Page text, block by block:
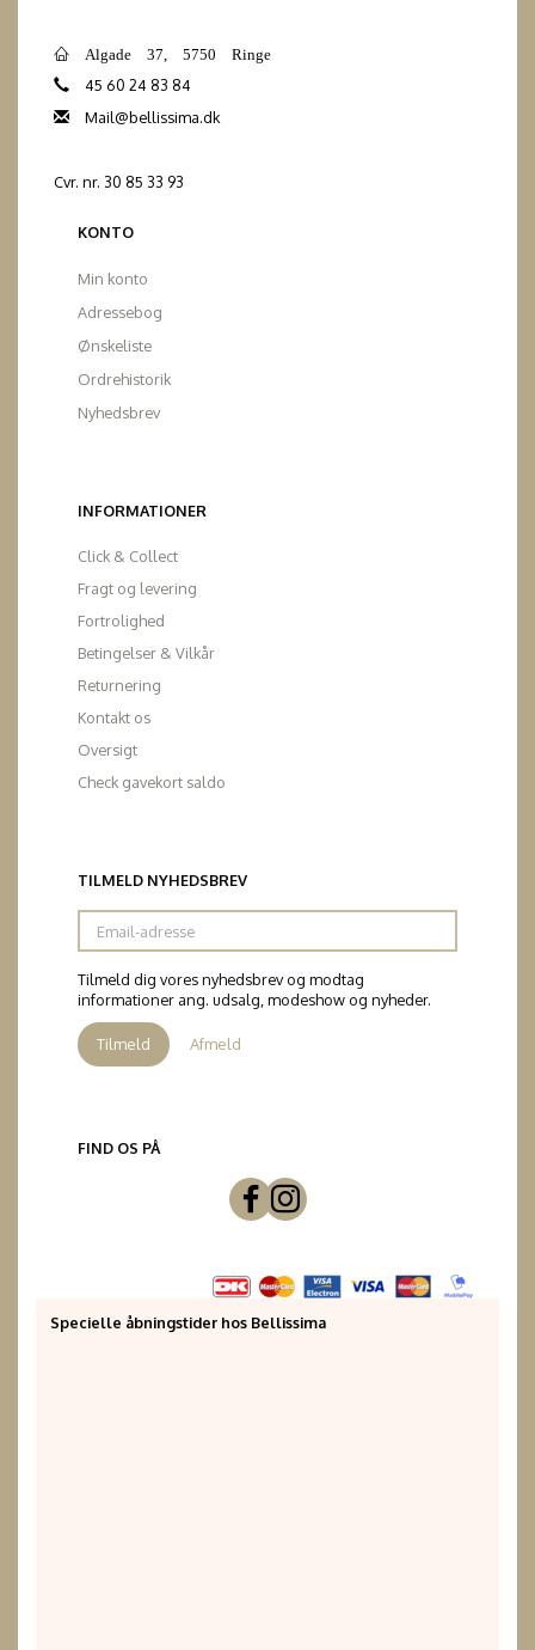
Algade 37, 5750 Ringe
45 60 24 83 84
Mail@bellissima.dk
Cvr. nr. 30 85 33 93
KONTO
Min konto
Adressebog
Ønskeliste
Ordrehistorik
Nyhedsbrev
INFORMATIONER
Click & Collect
Fragt og levering
Fortrolighed
Betingelser & Vilkår
Returnering
Kontakt os
Oversigt
Check gavekort saldo
TILMELD NYHEDSBREV
Email-
adresse
Tilmeld dig vores nyhedsbrev og modtag
informationer ang. udsalg, modeshow og nyheder.
Tilmeld Afmeld
FIND OS PÅ
Specielle åbningstider hos Bellissima